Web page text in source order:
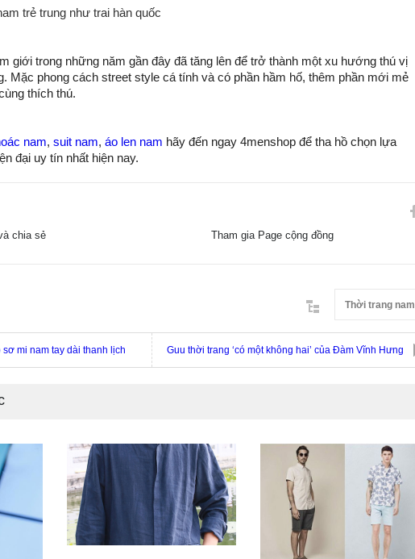
giới trong những năm gần đây đã tăng lên để trở thành một xu hướng thú vị
Mặc phong cách street style cá tính và có phần hầm hố, thêm phần mới mẻ
thích thú.
nam, suit nam, áo len nam hãy đến ngay 4menshop để tha hồ chọn lựa
đại uy tín nhất hiện nay.
chia sẻ Tham gia Page cộng đồng
Thời trang nam
mi nam tay dài thanh lịch Guu thời trang ‘có một không hai’ của Đàm Vĩnh Hưng